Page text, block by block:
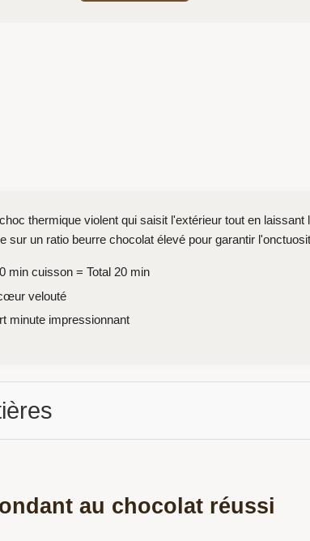
thermique violent qui saisit l'extérieur tout en laissant
sur un ratio beurre chocolat élevé pour garantir
min cuisson = Total 20 min
velouté
minute impressionnant
au chocolat réussi